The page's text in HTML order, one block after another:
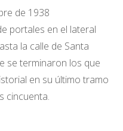
de 1938
portales en el lateral
la calle de Santa
se terminaron los que
en su último tramo
cincuenta.